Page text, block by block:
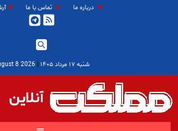
درباره ما تماس با ما
شنبه ۱۷ مرداد ۱۴۰۵ |
2026 August 8
آنلاین